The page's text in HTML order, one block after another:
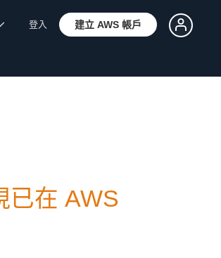
登入 建立 AWS 帳戶
已在 AWS